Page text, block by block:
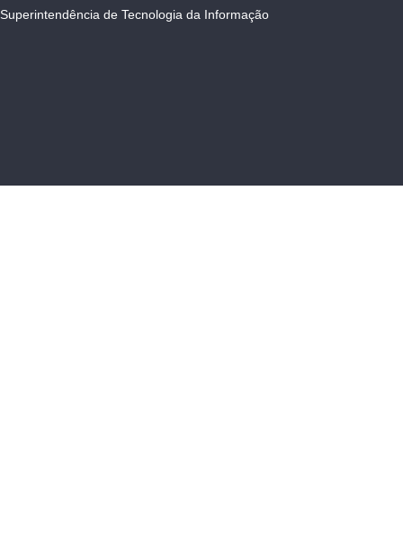
Superintendência de Tecnologia da Informação